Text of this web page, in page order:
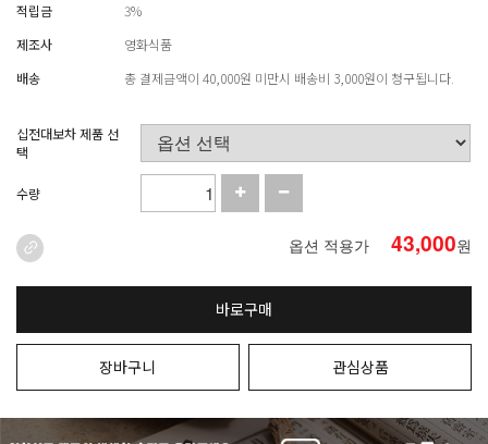
적립금
3%
제조사
영화식품
배송
총 결제금액이 40,000원 미만시 배송비 3,000원이 청구됩니다.
십전대보차 제품 선
택
수량
옵션 적용가 43,000원
바로구매
장바구니 관심상품